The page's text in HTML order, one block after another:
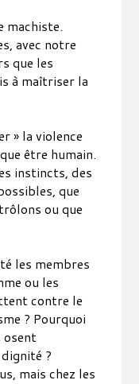
machiste.
avec notre
que les
à maîtriser la
» la violence
être humain.
instincts, des
que
ou que
les membres
ou les
contre le
? Pourquoi
osent
?
mais chez les